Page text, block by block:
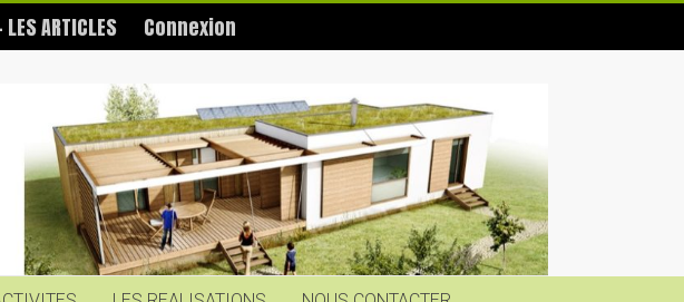
LES ARTICLES Connexion